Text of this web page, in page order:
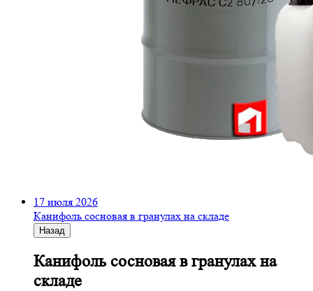
17 июля 2026
Канифоль сосновая в гранулах на складе
Назад
Канифоль сосновая в гранулах на
складе